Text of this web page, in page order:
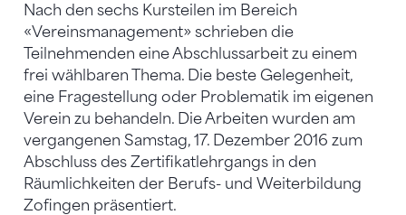
Nach den sechs Kursteilen im Bereich
«Vereinsmanagement» schrieben die
Teilnehmenden eine Abschlussarbeit zu einem
frei wählbaren Thema. Die beste Gelegenheit,
eine Fragestellung oder Problematik im eigenen
Verein zu behandeln. Die Arbeiten wurden am
vergangenen Samstag, 17. Dezember 2016 zum
Abschluss des Zertifikatlehrgangs in den
Räumlichkeiten der Berufs- und Weiterbildung
Zofingen präsentiert.